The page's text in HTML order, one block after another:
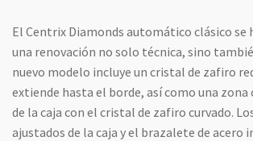
El Centrix Diamonds automático clásico se
una renovación no solo técnica, sino
nuevo modelo incluye un cristal de zafiro
extiende hasta el borde, así como una zona
de la caja con el cristal de zafiro curvado.
ajustados de la caja y el brazalete de acero